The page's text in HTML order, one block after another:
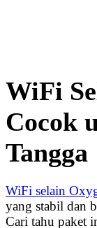
WiFi
Cocok
Tangga
WiFi selain
yang stabil dan
Cari tahu paket